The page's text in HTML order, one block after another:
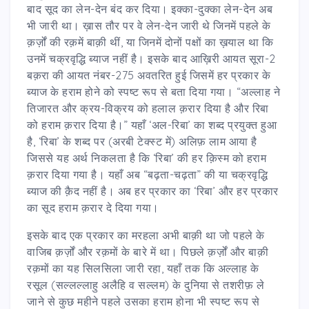
बाद सूद का लेन-देन बंद कर दिया। इक्का-दुक्का लेन-देन अब
भी जारी था। ख़ास तौर पर वे लेन-देन जारी थे जिनमें पहले के
क़र्ज़ों की रक़में बाक़ी थीं, या जिनमें दोनों पक्षों का ख़याल था कि
उनमें चक्रवृद्धि ब्याज नहीं है। इसके बाद आख़िरी आयत सूरा-2
बक़रा की आयत नंबर-275 अवतरित हुई जिसमें हर प्रकार के
ब्याज के हराम होने को स्पष्ट रूप से बता दिया गया। “अल्लाह ने
तिजारत और क्रय-विक्रय को हलाल क़रार दिया है और रिबा
को हराम क़रार दिया है।” यहाँ ‘अल-रिबा’ का शब्द प्रयुक्त हुआ
है, ‘रिबा’ के शब्द पर (अरबी टेक्स्ट में) अलिफ़ लाम आया है
जिससे यह अर्थ निकलता है कि ‘रिबा’ की हर क़िस्म को हराम
क़रार दिया गया है। यहाँ अब “बढ़ता-चढ़ता” की या चक्रवृद्धि
ब्याज की क़ैद नहीं है। अब हर प्रकार का ‘रिबा’ और हर प्रकार
का सूद हराम क़रार दे दिया गया।
इसके बाद एक प्रकार का मरहला अभी बाक़ी था जो पहले के
वाजिब क़र्ज़ों और रक़मों के बारे में था। पिछले क़र्ज़ों और बाक़ी
रक़मों का यह सिलसिला जारी रहा, यहाँ तक कि अल्लाह के
रसूल (सल्लल्लाहु अलैहि व सल्लम) के दुनिया से तशरीफ़ ले
जाने से कुछ महीने पहले उसका हराम होना भी स्पष्ट रूप से